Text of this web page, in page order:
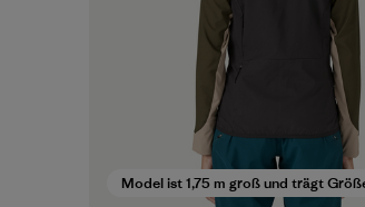
Model ist 1,75 m groß und trägt